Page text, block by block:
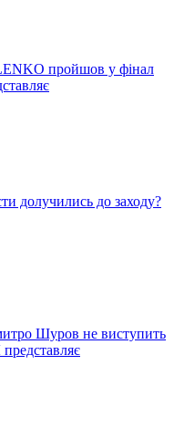
пройшов у фінал
долучились до заходу?
Шуров не виступить